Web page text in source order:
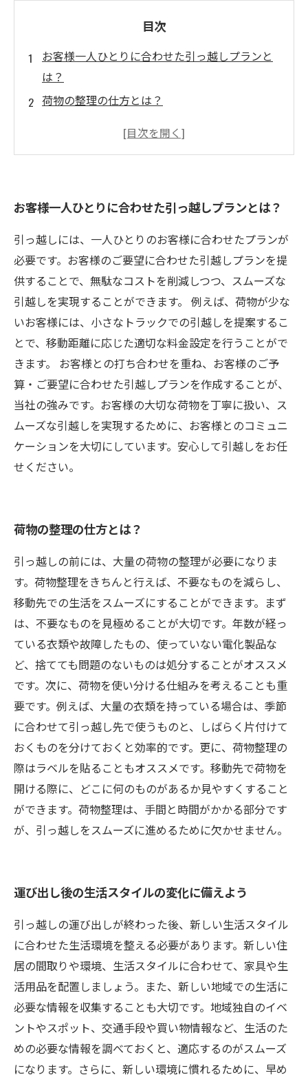
目次
お客様一人ひとりに合わせた引っ越しプランと
は？
荷物の整理の仕方とは？
運び出し後の生活スタイルの変化に備えよう
お客様一人ひとりに合わせた引っ越しプランとは？
引っ越しには、一人ひとりのお客様に合わせたプランが
必要です。お客様のご要望に合わせた引越しプランを提
供することで、無駄なコストを削減しつつ、スムーズな
引越しを実現することができます。 例えば、荷物が少な
いお客様には、小さなトラックでの引越しを提案するこ
とで、移動距離に応じた適切な料金設定を行うことがで
きます。 お客様との打ち合わせを重ね、お客様のご予
算・ご要望に合わせた引越しプランを作成することが、
当社の強みです。お客様の大切な荷物を丁寧に扱い、ス
ムーズな引越しを実現するために、お客様とのコミュニ
ケーションを大切にしています。安心して引越しをお任
せください。
荷物の整理の仕方とは？
引っ越しの前には、大量の荷物の整理が必要になりま
す。荷物整理をきちんと行えば、不要なものを減らし、
移動先での生活をスムーズにすることができます。まず
は、不要なものを見極めることが大切です。年数が経っ
ている衣類や故障したもの、使っていない電化製品な
ど、捨てても問題のないものは処分することがオススメ
です。次に、荷物を使い分ける仕組みを考えることも重
要です。例えば、大量の衣類を持っている場合は、季節
に合わせて引っ越し先で使うものと、しばらく片付けて
おくものを分けておくと効率的です。更に、荷物整理の
際はラベルを貼ることもオススメです。移動先で荷物を
開ける際に、どこに何のものがあるか見やすくすること
ができます。荷物整理は、手間と時間がかかる部分です
が、引っ越しをスムーズに進めるために欠かせません。
運び出し後の生活スタイルの変化に備えよう
引っ越しの運び出しが終わった後、新しい生活スタイル
に合わせた生活環境を整える必要があります。新しい住
居の間取りや環境、生活スタイルに合わせて、家具や生
活用品を配置しましょう。また、新しい地域での生活に
必要な情報を収集することも大切です。地域独自のイベ
ントやスポット、交通手段や買い物情報など、生活のた
めの必要な情報を調べておくと、適応するのがスムーズ
になります。さらに、新しい環境に慣れるために、早め